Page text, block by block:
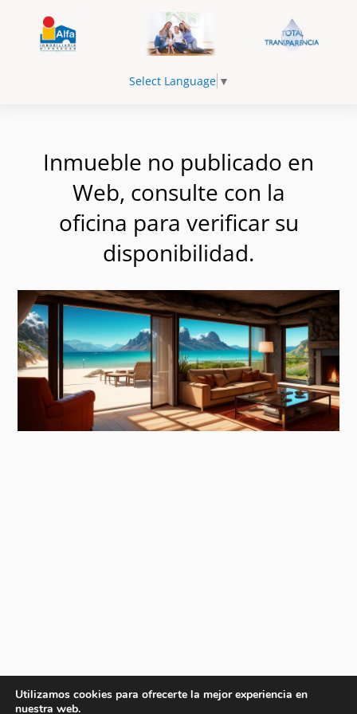
Select Language ▼
Inmueble no publicado en
Web, consulte con la
oficina para verificar su
disponibilidad.
Utilizamos cookies para ofrecerte la mejor experiencia en
nuestra web.